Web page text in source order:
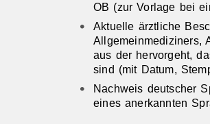
OB (zur Vorlage bei
Aktuelle ärztliche
Allgemeinmediziners,
aus der hervorgeht,
sind (mit Datum,
Nachweis deutscher
eines anerkannten